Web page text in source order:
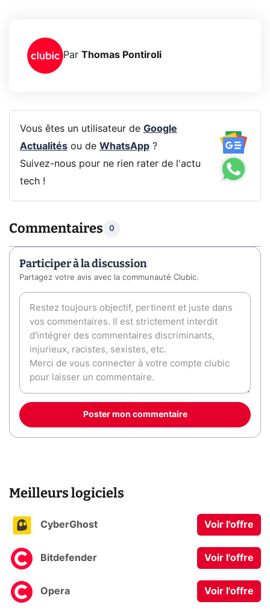
Par Thomas Pontiroli
Vous êtes un utilisateur de Google
Actualitésou de WhatsApp?
Suivez-nous pour ne rien rater de l'actu
tech !
Commentaires 0
Participer à la discussion
Partagez votre avis avec la communauté Clubic.
Poster mon commentaire
Meilleurs logiciels
CyberGhost Voir l'offre
Bitdefender Voir l'offre
Opera Voir l'offre